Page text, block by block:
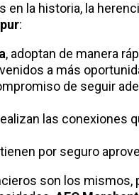
en la historia, la
:
, adoptan de manera
a más
de seguir
las conexiones
tienen por seguro
son los mismos,